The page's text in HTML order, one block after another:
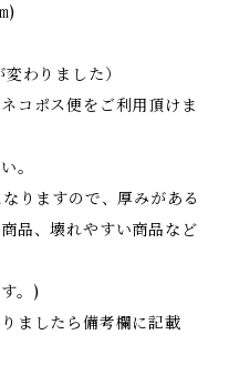
)
わりました）
コポス便をご利用頂けま
。
りますので、厚みがある
品、壊れやすい商品など
。)
ましたら備考欄に記載